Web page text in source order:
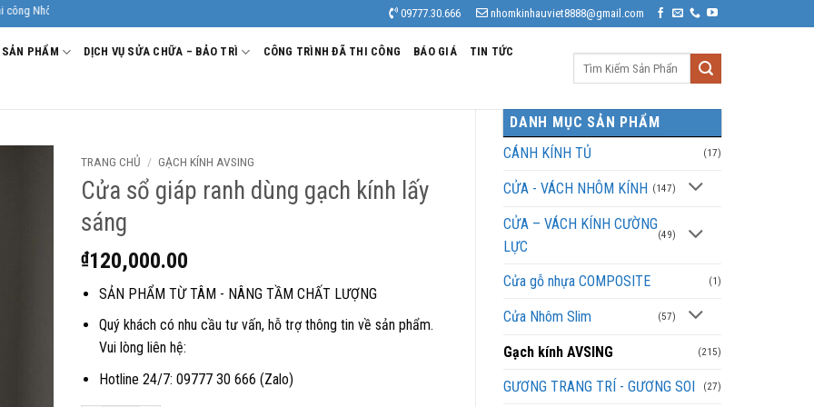
chất lượng. 09777.30.666 nhomkinhauviet8888@gmail.com
SẢN PHẨM DỊCH VỤ SỬA CHỮA – BẢO TRÌ CÔNG TRÌNH ĐÃ THI CÔNG BÁO GIÁ TIN TỨC
DANH MỤC SẢN PHẨM
CÁNH KÍNH TỦ
(17)
CỬA - VÁCH NHÔM KÍNH (147)
CỬA – VÁCH KÍNH CƯỜNG
LỰC
(49)
Cửa gỗ nhựa COMPOSITE (1)
Cửa Nhôm Slim (57)
Gạch kính AVSING (215)
GƯƠNG TRANG TRÍ - GƯƠNG SOI (27)
TRANG CHỦ / GẠCH KÍNH AVSING
Cửa sổ giáp ranh dùng gạch kính lấy
sáng
₫120,000.00
SẢN PHẨM TỪ TÂM - NÂNG TẦM CHẤT LƯỢNG
Quý khách có nhu cầu tư vấn, hỗ trợ thông tin về sản phẩm.
Vui lòng liên hệ:
Hotline 24/7: 09777 30 666 (Zalo)